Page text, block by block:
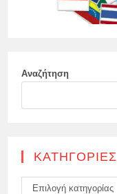
Αναζήτηση
KΑΤΗΓΟΡΊΕΣ
Kατηγορίες
Επιλογή κατηγορίας